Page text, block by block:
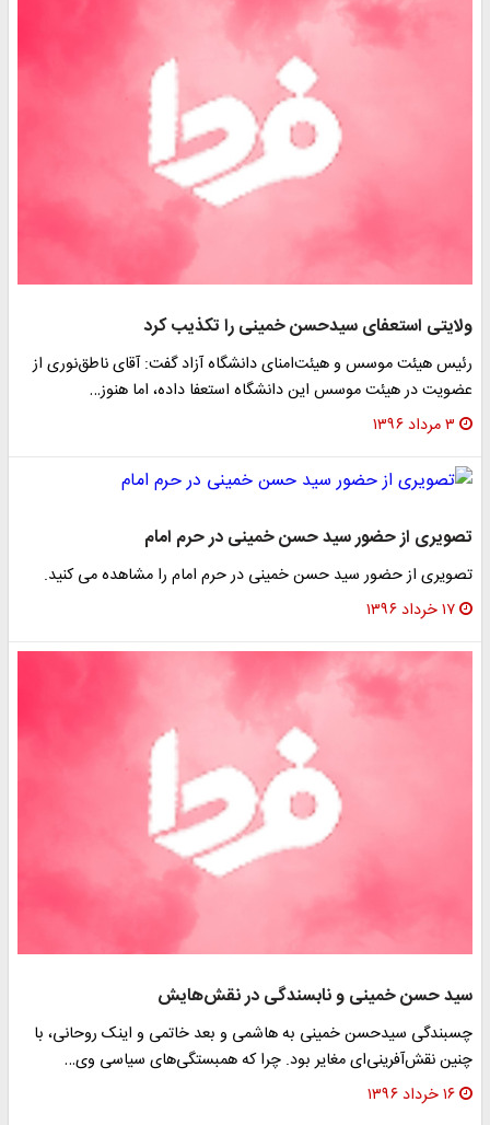
ولایتی استعفای سیدحسن خمینی را تکذیب کرد
رئیس هیئت موسس و هیئت‌امنای دانشگاه آزاد گفت: آقای ناطق‌نوری از
عضویت در هیئت موسس این دانشگاه استعفا داده، اما هنوز…
۳ مرداد ۱۳۹۶
تصویری از حضور سید حسن خمینی در حرم امام
تصویری از حضور سید حسن خمینی در حرم امام را مشاهده می کنید.
۱۷ خرداد ۱۳۹۶
سید حسن خمینی و نابسندگی در نقش‌هایش
چسبندگی سیدحسن خمینی به هاشمی و بعد خاتمی و اینک روحانی، با
چنین نقش‌آفرینی‌ای مغایر بود. چرا که همبستگی‌های سیاسی وی…
۱۶ خرداد ۱۳۹۶